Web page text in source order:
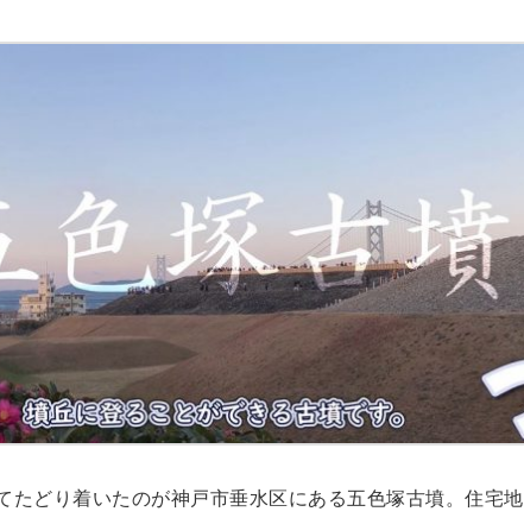
たどり着いたのが神戸市垂水区にある五色塚古墳。住宅地